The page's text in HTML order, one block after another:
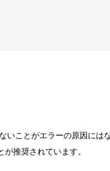
ことがエラーの原因には
推奨されています。